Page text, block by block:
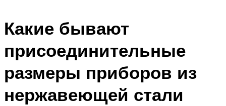
Какие бывают
присоединительные
размеры приборов из
нержавеющей стали